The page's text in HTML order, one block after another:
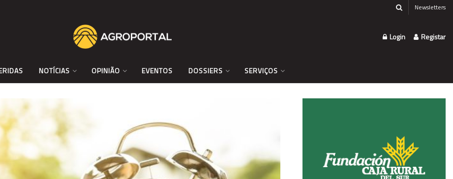
Newsletters
Login Registar
NOTÍCIAS OPINIÃO EVENTOS DOSSIERS SERVIÇOS